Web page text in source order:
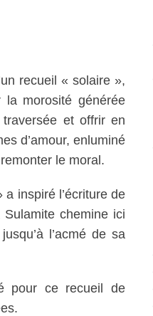
recueil « solaire »,
la morosité générée
et offrir en
d’amour, enluminé
le moral.
inspiré l’écriture de
chemine ici
l’acmé de sa
pour ce recueil de